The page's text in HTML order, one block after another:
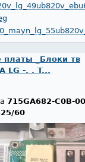
платы _Блоки тв
LG -. . T...
715GA682-C0B-
60